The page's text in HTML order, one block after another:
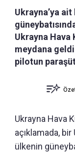
Ukrayna’ya
Ukrayna Hava
meydana geldi
pilotun
Ukrayna Hava
açıklamada, bir
ülkenin